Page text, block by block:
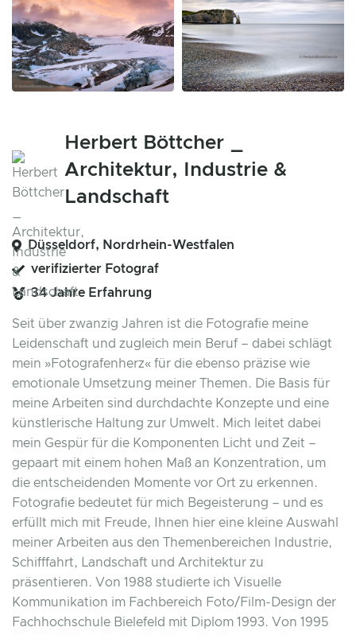
Herbert Böttcher _
Architektur, Industrie &
Landschaft
Düsseldorf, Nordrhein-Westfalen
verifizierter Fotograf
34 Jahre Erfahrung
Seit über zwanzig Jahren ist die Fotografie meine
Leidenschaft und zugleich mein Beruf – dabei schlägt
mein »Fotografenherz« für die ebenso präzise wie
emotionale Umsetzung meiner Themen. Die Basis für
meine Arbeiten sind durchdachte Konzepte und eine
künstlerische Haltung zur Umwelt. Mich leitet dabei
mein Gespür für die Komponenten Licht und Zeit –
gepaart mit einem hohen Maß an Konzentration, um
die entscheidenden Momente vor Ort zu erkennen.
Fotografie bedeutet für mich Begeisterung – und es
erfüllt mich mit Freude, Ihnen hier eine kleine Auswahl
meiner Arbeiten aus den Themenbereichen Industrie,
Schifffahrt, Landschaft und Architektur zu
präsentieren. Von 1988 studierte ich Visuelle
Kommunikation im Fachbereich Foto/Film-Design der
Fachhochschule Bielefeld mit Diplom 1993. Von 1995